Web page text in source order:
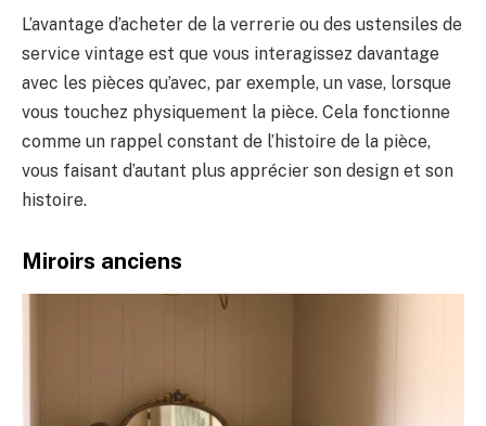
L’avantage d’acheter de la verrerie ou des ustensiles de
service vintage est que vous interagissez davantage
avec les pièces qu’avec, par exemple, un vase, lorsque
vous touchez physiquement la pièce. Cela fonctionne
comme un rappel constant de l’histoire de la pièce,
vous faisant d’autant plus apprécier son design et son
histoire.
Miroirs anciens